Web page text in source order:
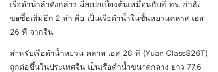
เรือดำน้ำลำดังกล่าว มีสเปกเบื้องต้นเหมือนกับที่ ทร. กำลัง
ขอซื้อเพิ่มอีก 2 ลำ คือ เป็นเรือดำน้ำในชั้นหยวนคลาส เอส
26 ที จากจีน
สำหรับเรือดำน้ำหยวน คลาส เอส 26 ที (Yuan ClassS26T)
ถูกต่อขึ้นในประเทศจีน เป็นเรือดำน้ำขนาดกลาง ยาว 77.6